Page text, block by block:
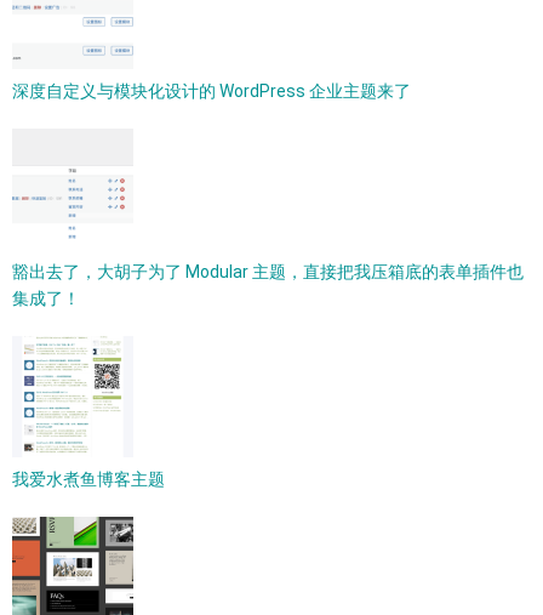
深度自定义与模块化设计的 WordPress 企业主题来了
豁出去了，大胡子为了 Modular 主题，直接把我压箱底的表单插件也
集成了！
我爱水煮鱼博客主题